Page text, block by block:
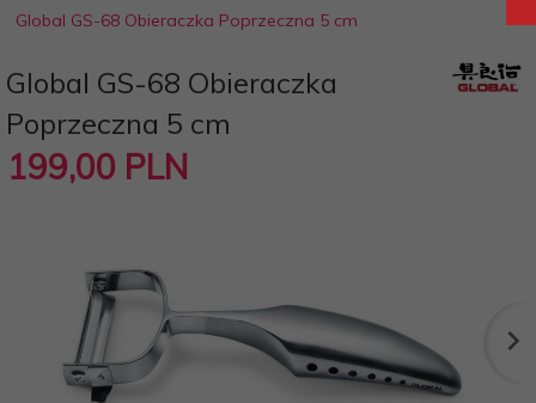
Global GS-68 Obieraczka Poprzeczna 5 cm
Global GS-68 Obieraczka
Poprzeczna 5 cm
199,00 PLN